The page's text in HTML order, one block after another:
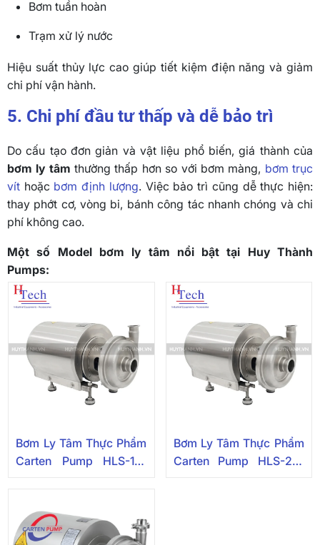
Bơm tuần hoàn
Trạm xử lý nước
Hiệu suất thủy lực cao giúp tiết kiệm điện năng và giảm
chi phí vận hành.
5. Chi phí đầu tư thấp và dễ bảo trì
Do cấu tạo đơn giản và vật liệu phổ biến, giá thành của
bơm ly tâm thường thấp hơn so với bơm màng, bơm trục
vít hoặc bơm định lượng. Việc bảo trì cũng dễ thực hiện:
thay phớt cơ, vòng bi, bánh công tác nhanh chóng và chi
phí không cao.
Một số Model bơm ly tâm nổi bật tại Huy Thành
Pumps:
Bơm Ly Tâm Thực Phẩm
Carten Pump HLS-10-
Bơm Ly Tâm Thực Phẩm
Carten Pump HLS-22-